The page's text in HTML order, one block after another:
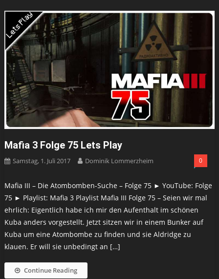
Mafia 3 Folge 75 Lets Play
Samstag, 1. Juli 2017 Dominik Lommerzheim 0
Mafia III – Die Atombomben-Suche – Folge 75 ► YouTube: Folge
75 ► Playlist: Mafia 3 Playlist Mafia III Folge 75 – Seien wir mal
ehrlich: Eigentlich habe ich mir den Aufenthalt im schönen
Kuba anders vorgestellt. Jetzt sitzen wir in einem Bunker auf
Kuba um eine Atombombe zu finden und sie Aldridge zu
klauen. Er will sie unbedingt an […]
Continue Reading